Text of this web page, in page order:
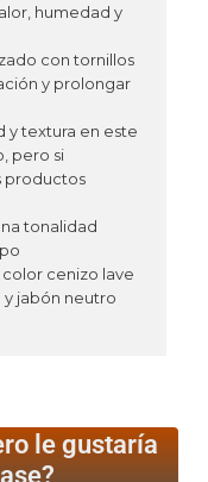
humedad y
con tornillos
y prolongar
y textura en este
pero si
productos
tonalidad
cenizo lave
y jabón neutro
le gustaría